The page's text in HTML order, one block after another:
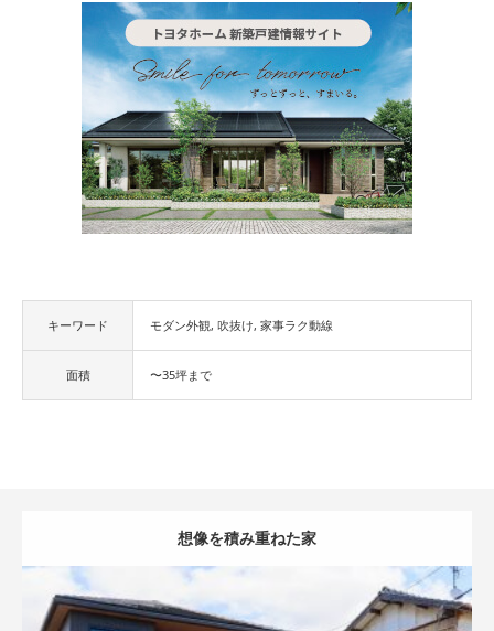
キーワード モダン外観 吹抜け 家事ラク動線
面積 〜35坪まで
想像を積み重ねた家